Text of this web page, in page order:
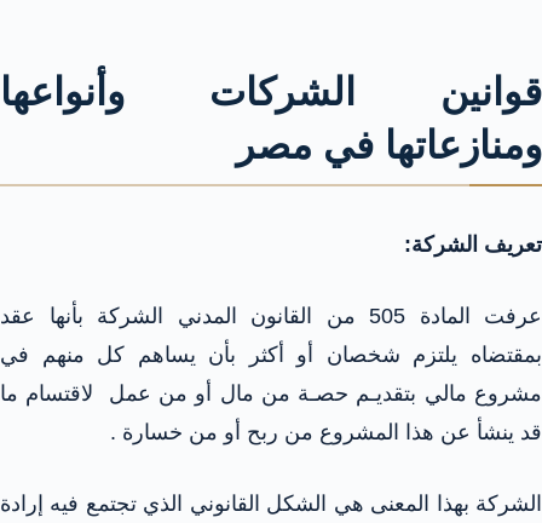
قوانين الشركات وأنواعها
ومنازعاتها في مصر
تعريف الشركة:
عرفت المادة 505 من القانون المدني الشركة بأنها عقد
بمقتضاه يلتزم شخصان أو أكثر بأن يساهم كل منهم في
مشروع مالي بتقديـم حصـة من مال أو من عمل لاقتسام ما
قد ينشأ عن هذا المشروع من ربح أو من خسارة .
الشركة بهذا المعنى هي الشكل القانوني الذي تجتمع فيه إرادة